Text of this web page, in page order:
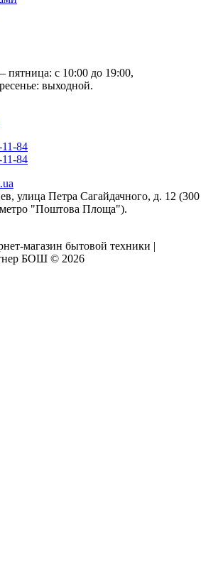
пятница: с 10:00 до 19:00,
выходной.
84
84
улица Петра Сагайдачного, д. 12 (300
метро "Поштова Площа").
магазин бытовой техники |
БОШ © 2026